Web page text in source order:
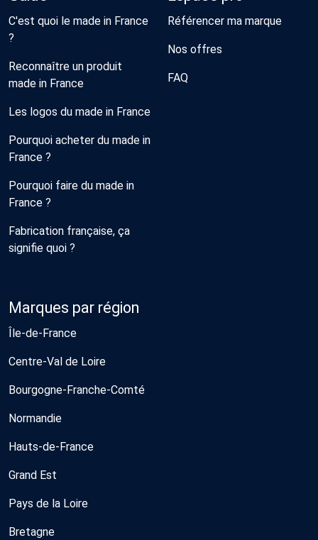
C'est quoi le made in France
?
Reconnaître un produit
made in France
Les logos du made in France
Pourquoi acheter du made in
France ?
Pourquoi faire du made in
France ?
Fabrication française, ça
signifie quoi ?
Référencer ma marque
Nos offres
FAQ
Marques par région
Île-de-France
Centre-Val de Loire
Bourgogne-Franche-Comté
Normandie
Hauts-de-France
Grand Est
Pays de la Loire
Bretagne